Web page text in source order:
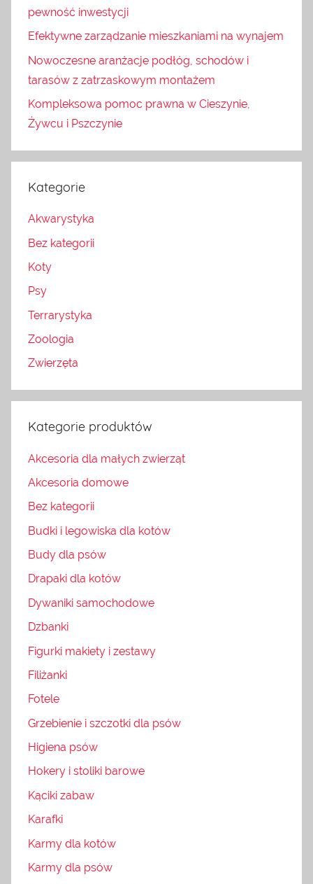
pewność inwestycji
Efektywne zarządzanie mieszkaniami na wynajem
Nowoczesne aranżacje podłóg, schodów i
tarasów z zatrzaskowym montażem
Kompleksowa pomoc prawna w Cieszynie,
Żywcu i Pszczynie
Kategorie
Akwarystyka
Bez kategorii
Koty
Psy
Terrarystyka
Zoologia
Zwierzęta
Kategorie produktów
Akcesoria dla małych zwierząt
Akcesoria domowe
Bez kategorii
Budki i legowiska dla kotów
Budy dla psów
Drapaki dla kotów
Dywaniki samochodowe
Dzbanki
Figurki makiety i zestawy
Filiżanki
Fotele
Grzebienie i szczotki dla psów
Higiena psów
Hokery i stoliki barowe
Kąciki zabaw
Karafki
Karmy dla kotów
Karmy dla psów